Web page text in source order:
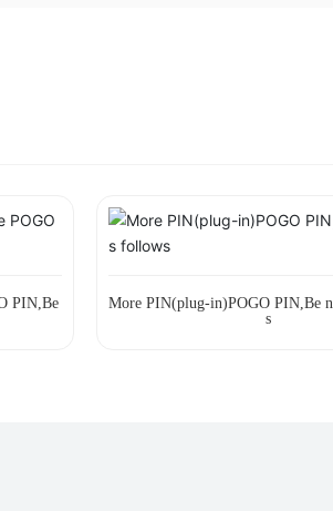
PIN,Be
More PIN(plug-in)POGO PIN,Be
s